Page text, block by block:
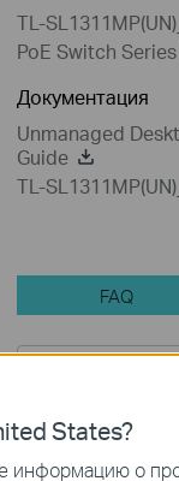
TL-
PoE Switch
Документация
Unmanaged
Guide
TL-
FAQ
Вопросы и
States?
информацию о